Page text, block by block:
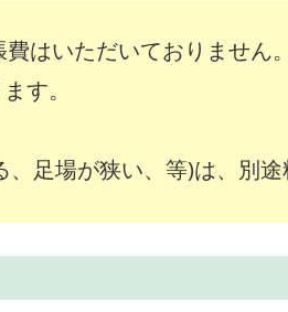
はいただいておりません
す。
足場が狭い、等)は、別